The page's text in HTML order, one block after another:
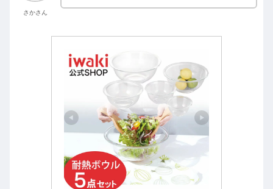
さかさん